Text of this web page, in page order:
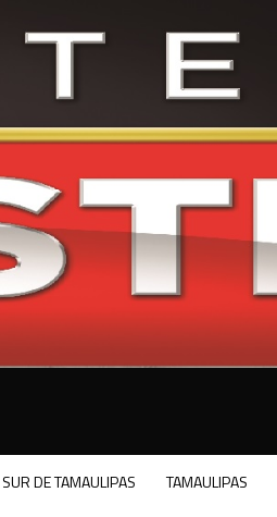
SUR DE TAMAULIPAS TAMAULIPAS